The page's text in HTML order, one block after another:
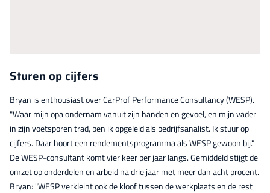
Sturen op cijfers
Bryan is enthousiast over CarProf Performance Consultancy (WESP).
"Waar mijn opa ondernam vanuit zijn handen en gevoel, en mijn vader
in zijn voetsporen trad, ben ik opgeleid als bedrijfsanalist. Ik stuur op
cijfers. Daar hoort een rendementsprogramma als WESP gewoon bij."
De WESP-consultant komt vier keer per jaar langs. Gemiddeld stijgt de
omzet op onderdelen en arbeid na drie jaar met meer dan acht procent.
Bryan: "WESP verkleint ook de kloof tussen de werkplaats en de rest